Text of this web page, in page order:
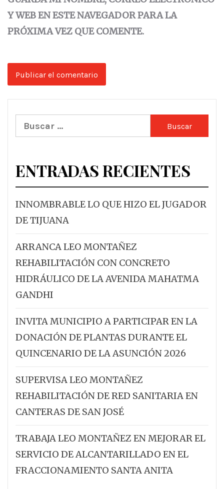
Y WEB EN ESTE NAVEGADOR PARA LA
PRÓXIMA VEZ QUE COMENTE.
Buscar:
ENTRADAS RECIENTES
INNOMBRABLE LO QUE HIZO EL JUGADOR
DE TIJUANA
ARRANCA LEO MONTAÑEZ
REHABILITACIÓN CON CONCRETO
HIDRÁULICO DE LA AVENIDA MAHATMA
GANDHI
INVITA MUNICIPIO A PARTICIPAR EN LA
DONACIÓN DE PLANTAS DURANTE EL
QUINCENARIO DE LA ASUNCIÓN 2026
SUPERVISA LEO MONTAÑEZ
REHABILITACIÓN DE RED SANITARIA EN
CANTERAS DE SAN JOSÉ
TRABAJA LEO MONTAÑEZ EN MEJORAR EL
SERVICIO DE ALCANTARILLADO EN EL
FRACCIONAMIENTO SANTA ANITA